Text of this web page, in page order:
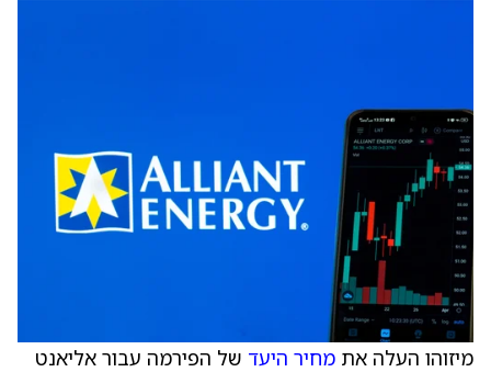
מיזוהו העלה את מחיר היעד של הפירמה עבור אליאנט